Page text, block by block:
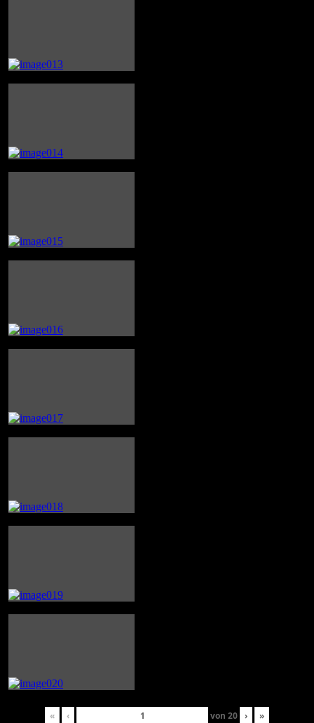
« ‹ von 20 › »